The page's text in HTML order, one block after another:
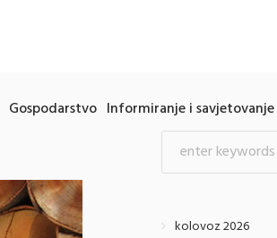
Gospodarstvo Informiranje i savjetovanje
kolovoz 2026